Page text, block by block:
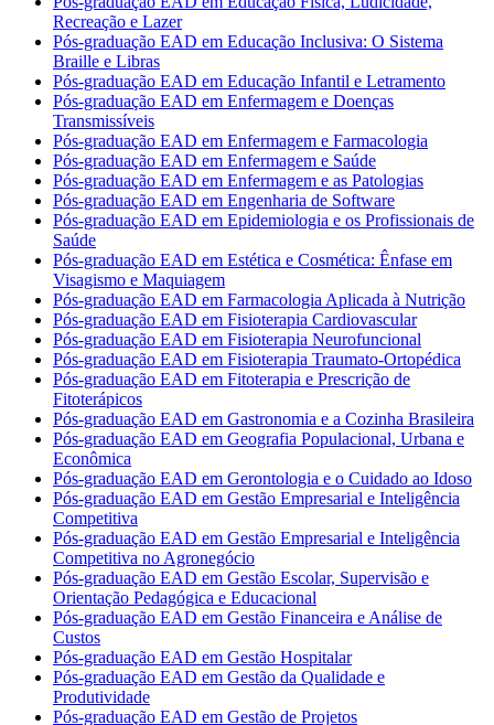
Recreação e Lazer
Pós-graduação EAD em Educação Inclusiva: O Sistema
Braille e Libras
Pós-graduação EAD em Educação Infantil e Letramento
Pós-graduação EAD em Enfermagem e Doenças
Transmissíveis
Pós-graduação EAD em Enfermagem e Farmacologia
Pós-graduação EAD em Enfermagem e Saúde
Pós-graduação EAD em Enfermagem e as Patologias
Pós-graduação EAD em Engenharia de Software
Pós-graduação EAD em Epidemiologia e os Profissionais de
Saúde
Pós-graduação EAD em Estética e Cosmética: Ênfase em
Visagismo e Maquiagem
Pós-graduação EAD em Farmacologia Aplicada à Nutrição
Pós-graduação EAD em Fisioterapia Cardiovascular
Pós-graduação EAD em Fisioterapia Neurofuncional
Pós-graduação EAD em Fisioterapia Traumato-Ortopédica
Pós-graduação EAD em Fitoterapia e Prescrição de
Fitoterápicos
Pós-graduação EAD em Gastronomia e a Cozinha Brasileira
Pós-graduação EAD em Geografia Populacional, Urbana e
Econômica
Pós-graduação EAD em Gerontologia e o Cuidado ao Idoso
Pós-graduação EAD em Gestão Empresarial e Inteligência
Competitiva
Pós-graduação EAD em Gestão Empresarial e Inteligência
Competitiva no Agronegócio
Pós-graduação EAD em Gestão Escolar, Supervisão e
Orientação Pedagógica e Educacional
Pós-graduação EAD em Gestão Financeira e Análise de
Custos
Pós-graduação EAD em Gestão Hospitalar
Pós-graduação EAD em Gestão da Qualidade e
Produtividade
Pós-graduação EAD em Gestão de Projetos